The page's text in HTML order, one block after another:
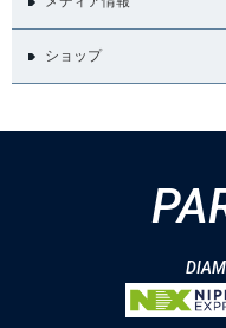
ショップ